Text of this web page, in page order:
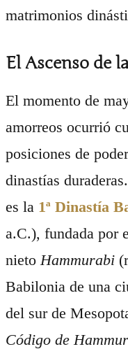
matrimonios
El Ascenso de
El momento de
amorreos ocurrió
posiciones de
dinastías
es la 1ª Dinastía
a.C.), fundada por
nieto Hammurabi
Babilonia de una
del sur de
Código de